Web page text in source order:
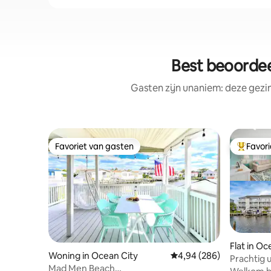
Best
Gasten zijn unaniem: deze
Favoriet van gasten
Favoriet van gasten
Woning in Ocean City Gemiddelde
4,94 (286)
Mad Men Beach
Flat in
Prachtig